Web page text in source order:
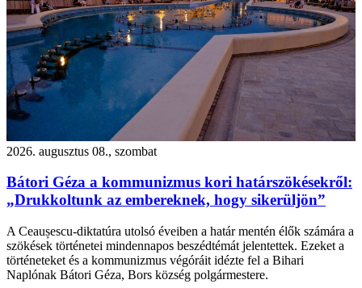
2026. augusztus 08., szombat
Bátori Géza a kommunizmus kori határszökésekről:
„Drukkoltunk az embereknek, hogy sikerüljön”
A Ceaușescu-diktatúra utolsó éveiben a határ mentén élők számára a
szökések történetei mindennapos beszédtémát jelentettek. Ezeket a
történeteket és a kommunizmus végóráit idézte fel a Bihari
Naplónak Bátori Géza, Bors község polgármestere.